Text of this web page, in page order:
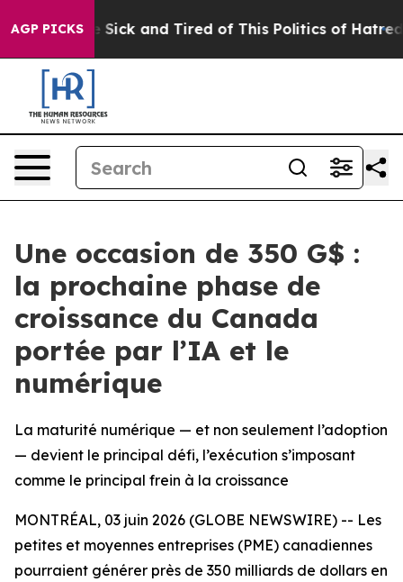
AGP PICKS
Are Sick and Tired of This Politics of Hatred”
Une occasion de 350 G$ :
la prochaine phase de
croissance du Canada
portée par l’IA et le
numérique
La maturité numérique — et non seulement l’adoption
— devient le principal défi, l’exécution s’imposant
comme le principal frein à la croissance
MONTRÉAL, 03 juin 2026 (GLOBE NEWSWIRE) -- Les
petites et moyennes entreprises (PME) canadiennes
pourraient générer près de 350 milliards de dollars en